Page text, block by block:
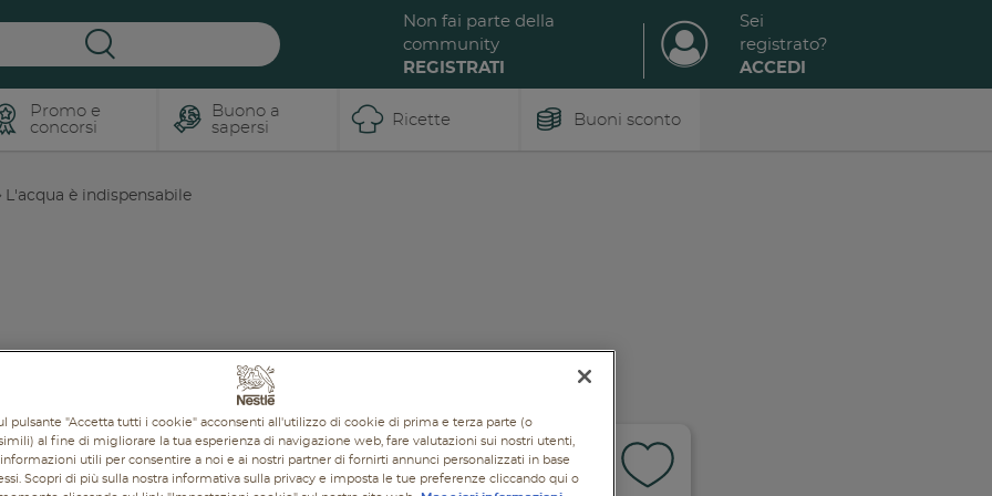
Non fai parte della
community
REGISTRATI
Sei
registrato?
ACCEDI
Promo e
concorsi
Buono a
sapersi
Ricette Buoni sconto
L'acqua è indispensabile
pulsante "Accetta tutti i cookie" acconsenti all'utilizzo di cookie di prima e terza parte (o
al fine di migliorare la tua esperienza di navigazione web, fare valutazioni sui nostri utenti,
utili per consentire a noi e ai nostri partner di fornirti annunci personalizzati in base
Scopri di più sulla nostra informativa sulla privacy e imposta le tue preferenze cliccando qui o